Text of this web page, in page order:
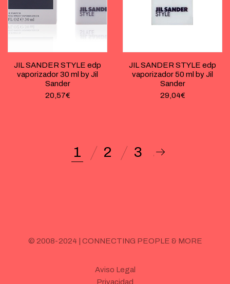
JIL SANDER STYLE edp
vaporizador 30 ml by Jil
Sander
20,57€
JIL SANDER STYLE edp
vaporizador 50 ml by Jil
Sander
29,04€
1 2 3
© 2008-2024 | CONNECTING PEOPLE & MORE
Aviso Legal
Privacidad